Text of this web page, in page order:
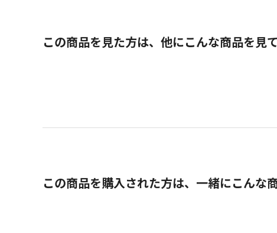
この商品を見た方は、他にこんな商品を見
この商品を購入された方は、一緒にこんな